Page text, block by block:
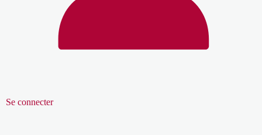
Se connecter